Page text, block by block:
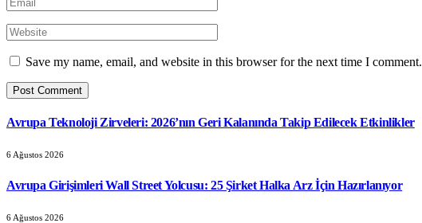
Save my name, email, and website in this browser for the next time I comment.
Avrupa Teknoloji Zirveleri: 2026’nın Geri Kalanında Takip Edilecek Etkinlikler
6 Ağustos 2026
Avrupa Girişimleri Wall Street Yolcusu: 25 Şirket Halka Arz İçin Hazırlanıyor
6 Ağustos 2026